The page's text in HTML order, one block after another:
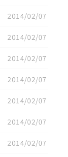
2014/02/07
2014/02/07
2014/02/07
2014/02/07
2014/02/07
2014/02/07
2014/02/07